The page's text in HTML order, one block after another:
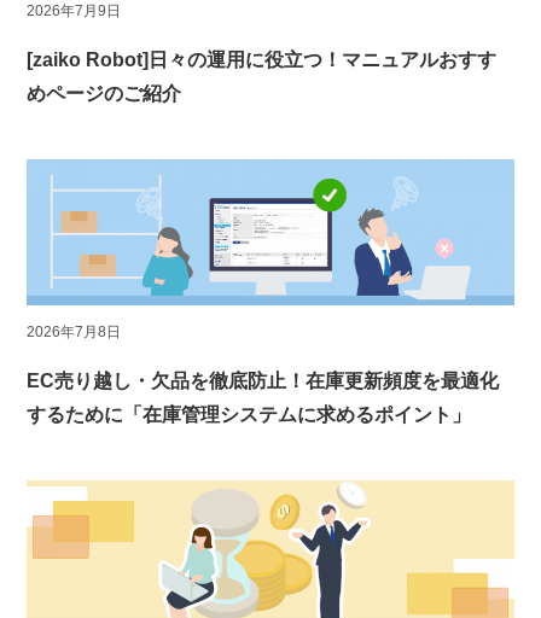
2026年7月9日
[zaiko Robot]日々の運用に役立つ！マニュアルおすす
めページのご紹介
2026年7月8日
EC売り越し・欠品を徹底防止！在庫更新頻度を最適化
するために「在庫管理システムに求めるポイント」